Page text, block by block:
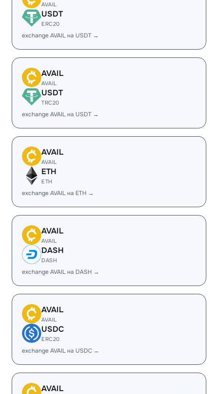
AVAIL
USDT
ERC20
exchange AVAIL на USDT →
AVAIL
AVAIL
USDT
TRC20
exchange AVAIL на USDT →
AVAIL
AVAIL
ETH
ETH
exchange AVAIL на ETH →
AVAIL
AVAIL
DASH
DASH
exchange AVAIL на DASH →
AVAIL
AVAIL
USDC
ERC20
exchange AVAIL на USDC →
AVAIL